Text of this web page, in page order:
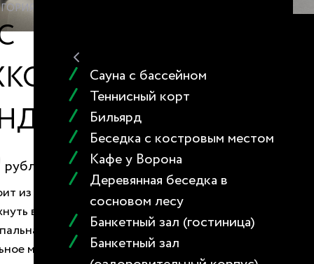
Сауна с бассейном
Теннисный корт
Бильярд
Беседка с костровым местом
Кафе у Ворона
Деревянная беседка в
сосновом лесу
Банкетный зал (гостиница)
Банкетный зал
- 1
fi
68 м
С
№1
рублей/сутки
из большой уютной комнаты и веранды, где
в уютных креслах за чашечкой кофе. В
кровать для двух гостей и
место на диване. Для Вас предусмотрены